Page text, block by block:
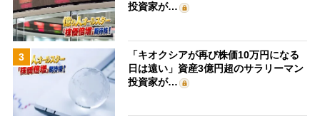
投資家が…
3
「キオクシアが再び株価10万円になる
日は遠い」資産3億円超のサラリーマン
投資家が…